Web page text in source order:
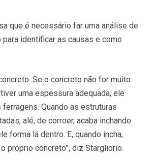
que é necessário far uma análise de
para identificar as causas e como
Se o concreto não for muito
uma espessura adequada, ele
ferragens. Quando as estruturas
alé, de corroer, acaba inchando
forma lá dentro. E, quando incha,
próprio concreto”, diz Stargliorio.